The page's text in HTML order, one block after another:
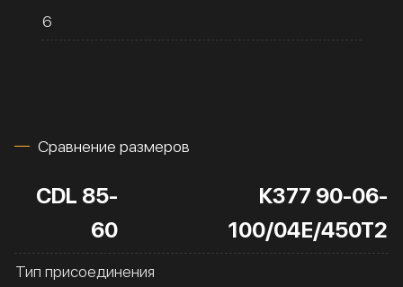
6
Сравнение размеров
CDL 85-
60
К377 90-06-
100/04Е/450Т2
Тип присоединения